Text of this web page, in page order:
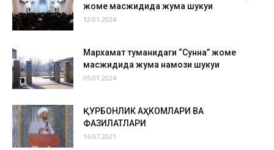
жоме масжидида жума шукуҳи
12.01.2024
Мархамат туманидаги “Сунна” жоме
масжидида жума намози шукуҳи
05.01.2024
ҚУРБОНЛИК АҲКОМЛАРИ ВА
ФАЗИЛАТЛАРИ
16.07.2021